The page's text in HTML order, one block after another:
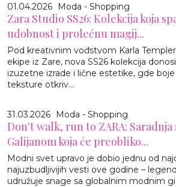
01.04.2026 Moda - Shopping
Zara Studio SS26: Kolekcija koja
udobnost i prolećnu magij...
Pod kreativnim vođstvom Karla
ekipe iz Zare, nova SS26 kolekcija
izuzetne izrade i lične estetike, gde boje
teksture otkriv...
31.03.2026 Moda - Shopping
Don't walk, run to ZARA: Saradnja
Galijanom koja će preobliko...
Modni svet upravo je dobio jednu od
najuzbudljivijih vesti ove godine –
udružuje snage sa globalnim modnim